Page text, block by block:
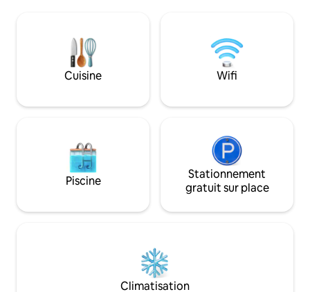
extérieure/
espace agréable
culinaires, tandis
marine murmure
Cuisine Wifi
Piscine
Stationnement
gratuit sur place
Climatisation